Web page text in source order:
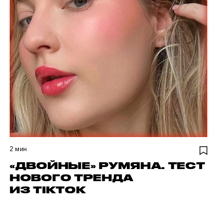
2 мин
«ДВОЙНЫЕ» РУМЯНА. ТЕСТ
НОВОГО ТРЕНДА
ИЗ TIKTOK